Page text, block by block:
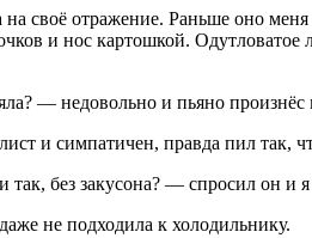
на своё отражение. Раньше оно
очков и нос картошкой.
— недовольно и пьяно
и симпатичен, правда пил так,
без закусона? — спросил он и
не подходила к холодильнику.